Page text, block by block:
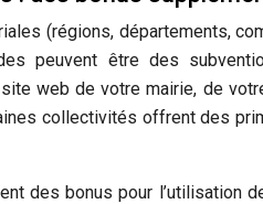
(régions, départements,
peuvent être des
web de votre mairie, de
collectivités offrent des
des bonus pour l’utilisation